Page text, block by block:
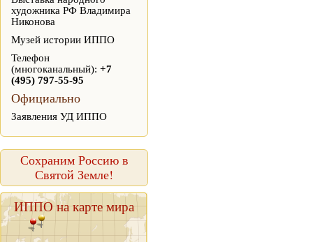
художника РФ Владимира
Никонова
Музей истории ИППО
Телефон
(многоканальный): +7
(495) 797-55-95
Официально
Заявления УД ИППО
Сохраним Россию в
Святой Земле!
ИППО на карте мира